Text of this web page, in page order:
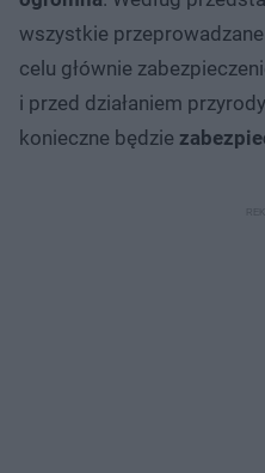
wszystkie
celu głównie
i przed działaniem
konieczne będzie